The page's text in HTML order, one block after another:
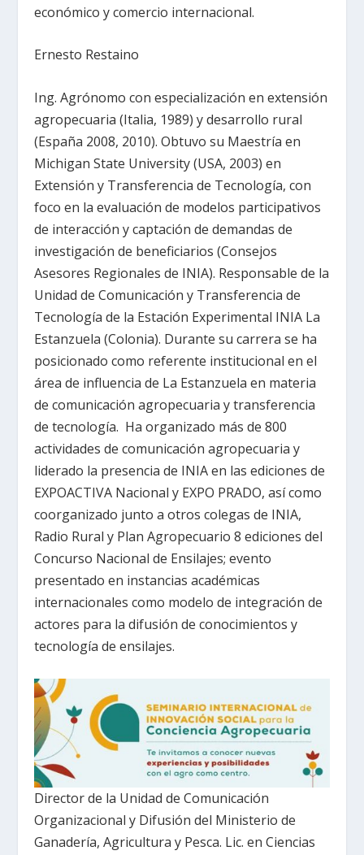
económico y comercio internacional.
Ernesto Restaino
Ing. Agrónomo con especialización en extensión
agropecuaria (Italia, 1989) y desarrollo rural
(España 2008, 2010). Obtuvo su Maestría en
Michigan State University (USA, 2003) en
Extensión y Transferencia de Tecnología, con
foco en la evaluación de modelos participativos
de interacción y captación de demandas de
investigación de beneficiarios (Consejos
Asesores Regionales de INIA). Responsable de la
Unidad de Comunicación y Transferencia de
Tecnología de la Estación Experimental INIA La
Estanzuela (Colonia). Durante su carrera se ha
posicionado como referente institucional en el
área de influencia de La Estanzuela en materia
de comunicación agropecuaria y transferencia
de tecnología. Ha organizado más de 800
actividades de comunicación agropecuaria y
liderado la presencia de INIA en las ediciones de
EXPOACTIVA Nacional y EXPO PRADO, así como
coorganizado junto a otros colegas de INIA,
Radio Rural y Plan Agropecuario 8 ediciones del
Concurso Nacional de Ensilajes; evento
presentado en instancias académicas
internacionales como modelo de integración de
actores para la difusión de conocimientos y
tecnología de ensilajes.
Director de la Unidad de Comunicación
Organizacional y Difusión del Ministerio de
Ganadería, Agricultura y Pesca. Lic. en Ciencias